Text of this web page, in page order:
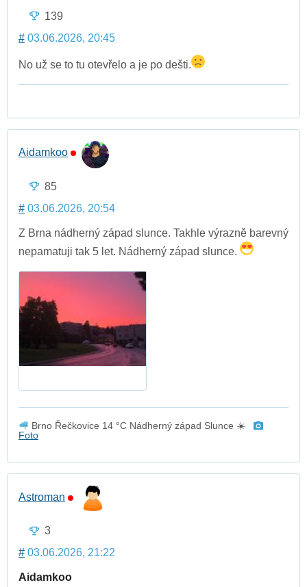
139
# 03.06.2026, 20:45
No už se to tu otevřelo a je po dešti.
Aidamkoo
85
# 03.06.2026, 20:54
Z Brna nádherný západ slunce. Takhle výrazně barevný
nepamatuji tak 5 let. Nádherný západ slunce.
Brno Řečkovice 14 °C Nádherný západ Slunce ☀️
Foto
Astroman
3
# 03.06.2026, 21:22
Aidamkoo